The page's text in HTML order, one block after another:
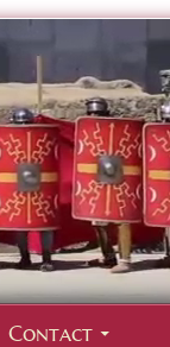
Contact